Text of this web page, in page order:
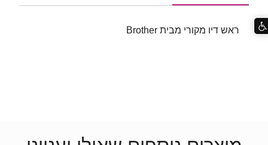
ראש דיו מקורי מבית Brother